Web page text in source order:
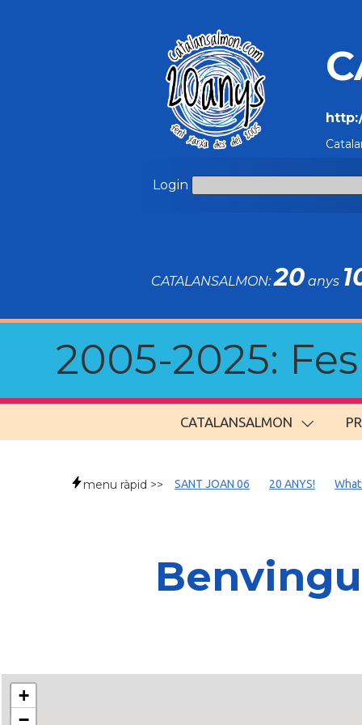
Login
CATALANSALMON:20 anys
2005-2025:
CATALANSALMON
menu ràpid >> SANT JOAN 06 20 ANYS!
+
−